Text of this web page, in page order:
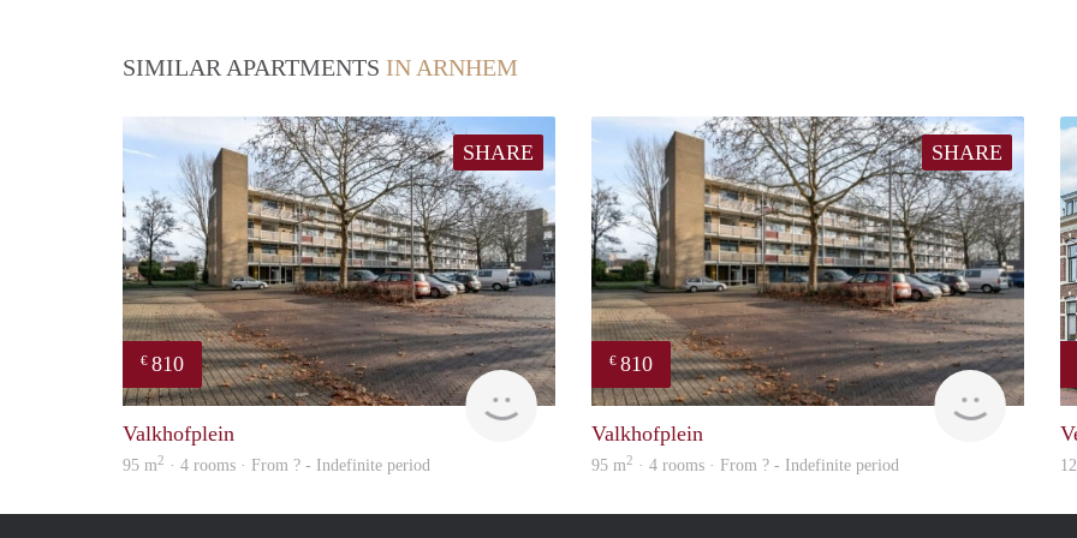
SIMILAR APARTMENTS IN ARNHEM
SHARE
€ 810
finder
Valkhofplein
95 m2 · 4 rooms · From ? - Indefinite period
SHARE
€ 810
Woning
Valkhofplein
95 m2 · 4 rooms · From ? - Indefinite period